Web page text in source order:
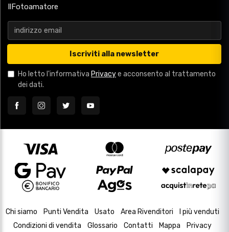
IlFotoamatore
Iscriviti alla newsletter
Ho letto l'informativa Privacye acconsento al trattamento
dei dati.
Chi siamo Punti Vendita Usato Area Rivenditori
I più venduti
Condizioni di vendita
Glossario Contatti Mappa Privacy